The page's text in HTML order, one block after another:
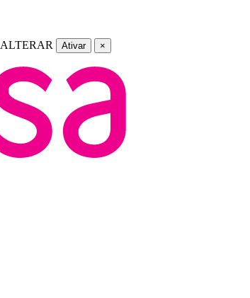
ALTERAR Ativar ×